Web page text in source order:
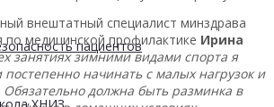
пациентов
внештатный специалист минздрава
по медицинской профилактике Ирина
занятиях зимними видами спорта я
постепенно начинать с малых нагрузок и
Обязательно должна быть разминка в